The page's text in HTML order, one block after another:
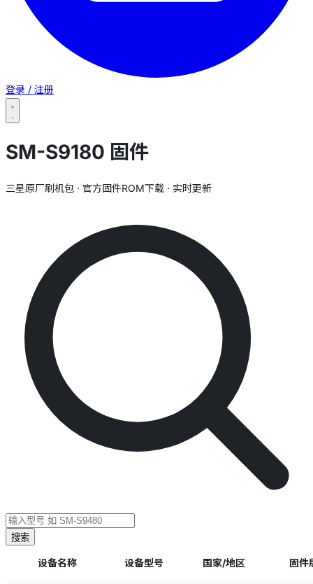
登录 / 注册
SM-S9180 固件
三星原厂刷机包 · 官方固件ROM下载 · 实时更新
搜索
设备名称 设备型号 国家/地区 固件